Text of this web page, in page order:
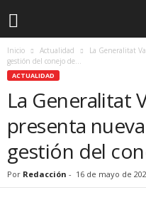
Inicio Actualidad
La Generalitat
gestión del conejo de...
ACTUALIDAD
La Generalitat
presenta
gestión del
Por Redacción - 16 de mayo de